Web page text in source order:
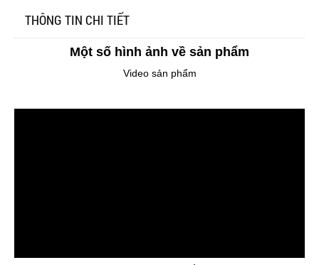
THÔNG TIN CHI TIẾT
Một số hình ảnh về sản phẩm
Video sản phẩm